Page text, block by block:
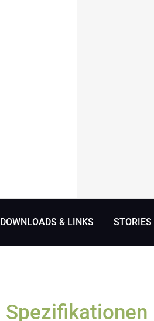
DOWNLOADS & LINKS STORIES
Spezifikationen